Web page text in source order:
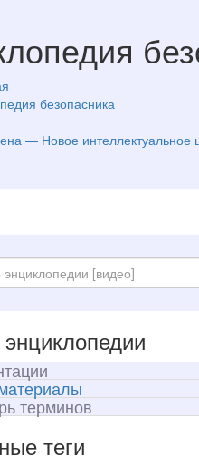
безопасника
— Новое
терминов
теги